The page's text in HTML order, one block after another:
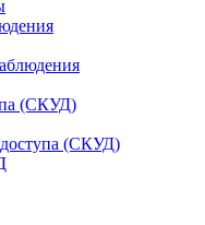
(СКУД)
(СКУД)